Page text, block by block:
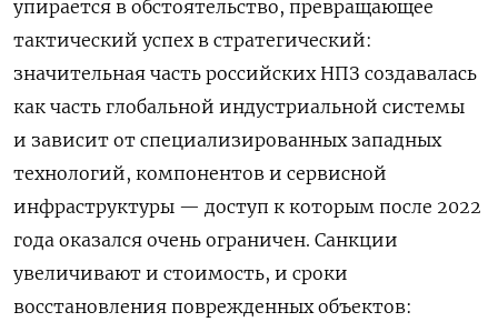
упирается в обстоятельство, превращающее
тактический успех в стратегический:
значительная часть российских НПЗ создавалась
как часть глобальной индустриальной системы
и зависит от специализированных западных
технологий, компонентов и сервисной
инфраструктуры — доступ к которым после 2022
года оказался очень ограничен. Санкции
увеличивают и стоимость, и сроки
восстановления поврежденных объектов: